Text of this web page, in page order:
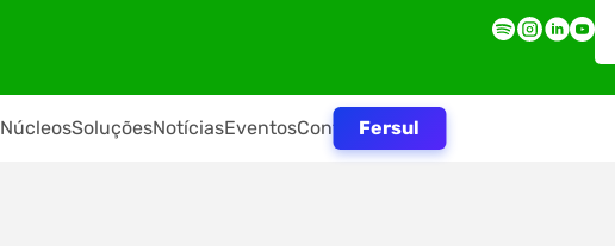
NúcleosSoluçõesNotíciasEventosContatoFersul